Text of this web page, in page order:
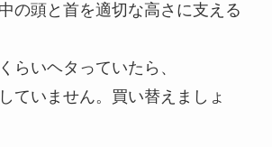
の頭と首を適切な高さに支える
らいヘタっていたら、
ていません。買い替えましょ